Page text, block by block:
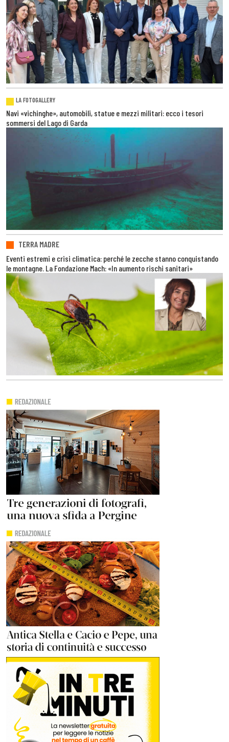
LA FOTOGALLERY
Navi «vichinghe», automobili, statue e mezzi militari: ecco i tesori
sommersi del Lago di Garda
TERRA MADRE
Eventi estremi e crisi climatica: perché le zecche stanno conquistando
le montagne. La Fondazione Mach: «In aumento rischi sanitari»